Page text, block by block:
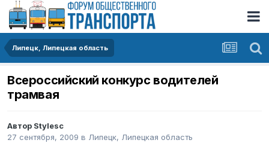
Липецк, Липецкая область
Всероссийский конкурс водителей
трамвая
Автор Stylesc
27 сентября, 2009 в Липецк, Липецкая область